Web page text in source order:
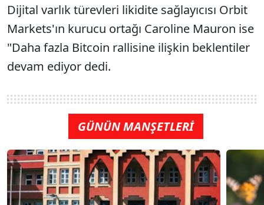
Dijital varlık türevleri likidite sağlayıcısı Orbit
Markets'ın kurucu ortağı Caroline Mauron ise
"Daha fazla Bitcoin rallisine ilişkin beklentiler
devam ediyor dedi.
GÜNÜN MANŞETLERİ